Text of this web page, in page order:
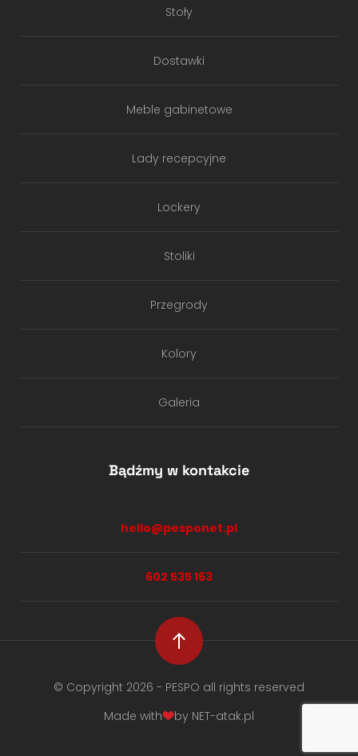
Stoły
Dostawki
Meble gabinetowe
Lady recepcyjne
Lockery
Stoliki
Przegrody
Kolory
Galeria
Bądźmy w kontakcie
hello@pesponet.pl
602 535 163
© Copyright 2026 - PESPO all rights reserved
Made with
by NET-atak.pl